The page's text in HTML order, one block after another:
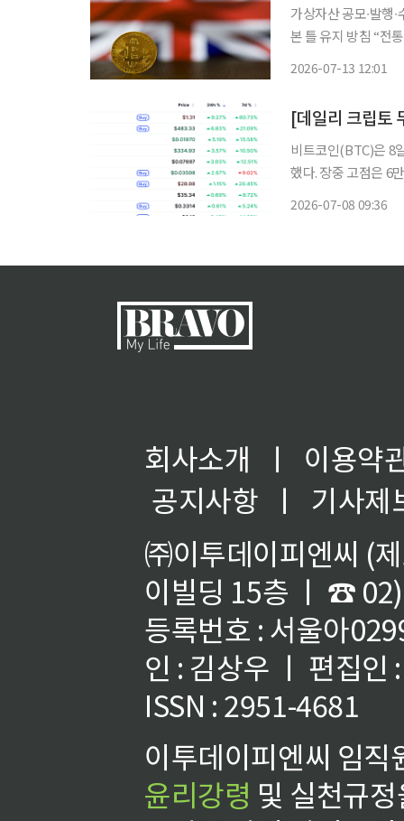
가상자산 공모∙발행
본 틀 유지 방침 “전
2026-07-13 12:01
비트코인(BTC)은 8
했다. 장중 고점은 6
2026-07-08 09:36
회사소개 ㅣ
이용약
공지사항
ㅣ
기사제
㈜이투데이피엔씨 (
이빌딩 15층 ㅣ ☎
등록번호 : 서울아
인 : 김상우 ㅣ 편집인
ISSN : 2951-4681
이투데이피엔씨 임
윤리강령 및 실천규